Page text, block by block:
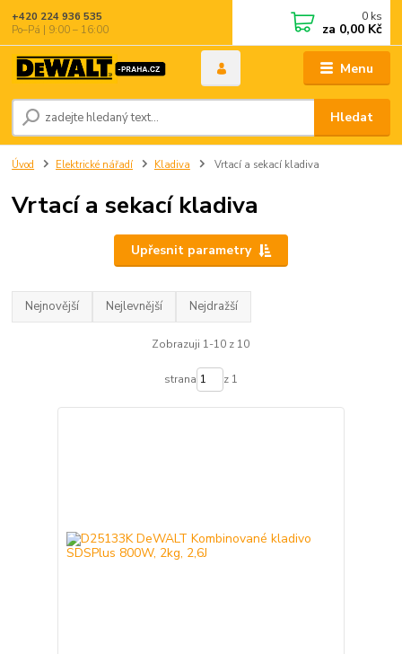
Menu
Hledat
+420 224 936 535
Po–Pá | 9:00 – 16:00
0 ks
za 0,00 Kč
Úvod Elektrické nářadí Kladiva Vrtací a sekací kladiva
Vrtací a sekací kladiva
Upřesnit parametry
Nejnovější Nejlevnější Nejdražší
Zobrazuji 1-10 z 10
strana z 1